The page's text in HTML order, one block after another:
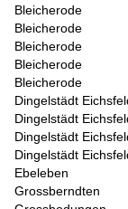
Bleicherode
Bleicherode
Bleicherode
Bleicherode
Bleicherode
Dingelstädt
Dingelstädt
Dingelstädt
Dingelstädt
Ebeleben
Grossberndten